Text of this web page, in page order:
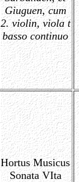
Giuguen, cum
2. violin, viola t
basso continuo
Hortus Musicus
Sonata VIta